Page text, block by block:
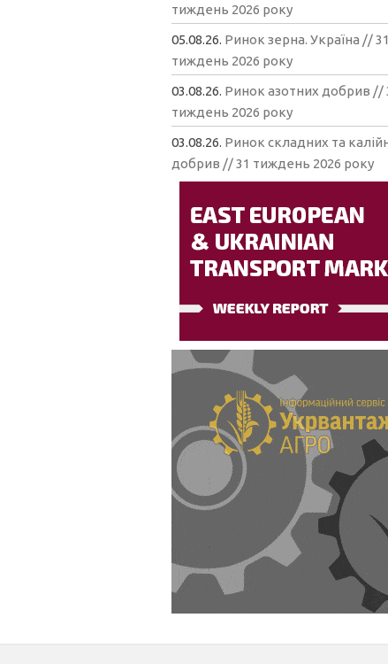
тиждень 2026 року
05.08.26. Ринок зерна. Україна // 31
тиждень 2026 року
03.08.26. Ринок азотних добрив //
тиждень 2026 року
03.08.26. Ринок складних та
добрив // 31 тиждень 2026 року